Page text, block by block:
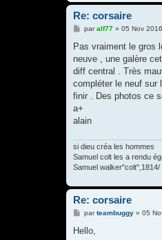
Re: corsaire
M
s
a
g
paralf77» 05 Nov
Pas vraiment le gros
neuve , une galère
diff central . Très
compléter le neuf sur
finir . Des photos ce
a+
alain
si dieu créa les hommes
Samuel colt les a rendu
Samuel walker"colt",1814/
Re: corsaire
M
s
parteambuggy» 05
Hello,